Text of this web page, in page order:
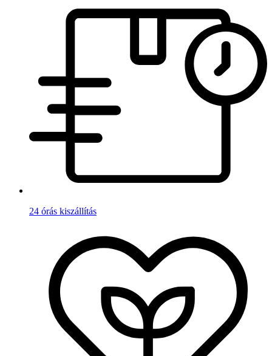
24 órás kiszállítás